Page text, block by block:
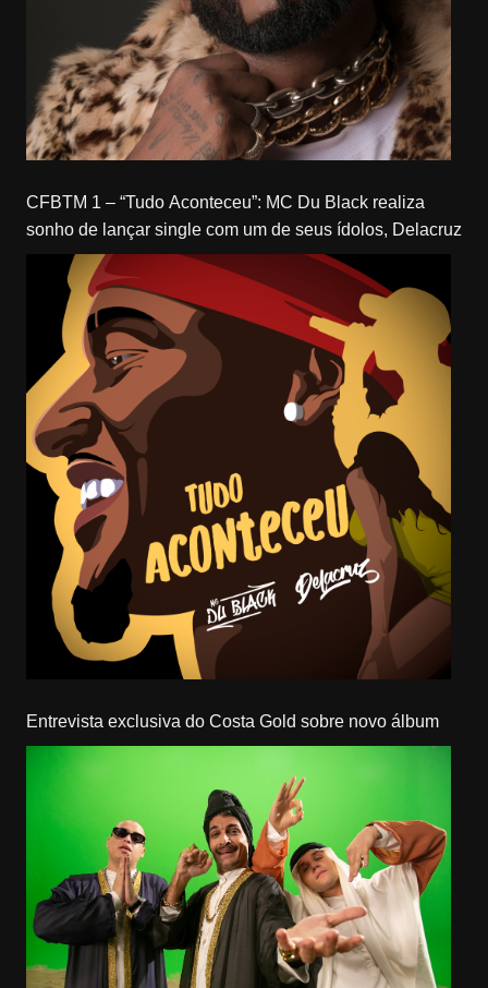
CFBTM 1 – “Tudo Aconteceu”: MC Du Black realiza
sonho de lançar single com um de seus ídolos, Delacruz
Entrevista exclusiva do Costa Gold sobre novo álbum